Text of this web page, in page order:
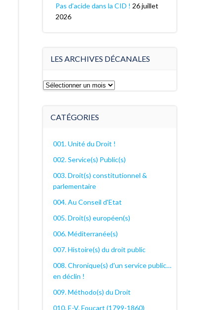
Pas d’acide dans la CID ! 26 juillet
2026
LES ARCHIVES DÉCANALES
Les
CATÉGORIES
001. Unité du Droit !
002. Service(s) Public(s)
003. Droit(s) constitutionnel &
parlementaire
004. Au Conseil d'Etat
005. Droit(s) européen(s)
006. Méditerranée(s)
007. Histoire(s) du droit public
008. Chronique(s) d'un service public…
en déclin !
009. Méthodo(s) du Droit
010. E-V. Foucart (1799-1860)